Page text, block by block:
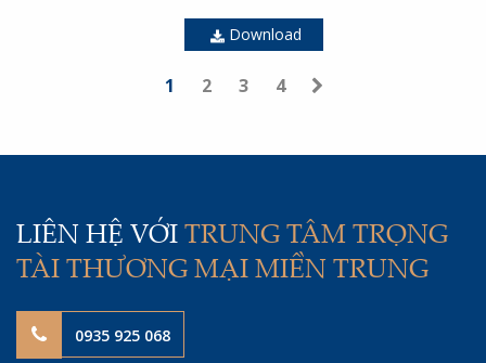
37/2015/NĐ-CP được sửa đổi, bổ
sung bởi Nghị định 50/2021/NĐ-
Download
1 2 3 4
LIÊN HỆ VỚI TRUNG TÂM TRỌNG
TÀI THƯƠNG MẠI MIỀN TRUNG
0935 925 068